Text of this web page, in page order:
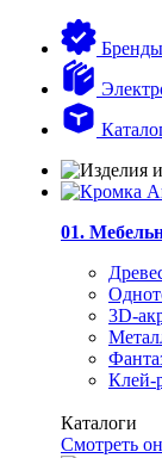
Бренды
01.
3D-
Клей-
Каталоги
Смотреть